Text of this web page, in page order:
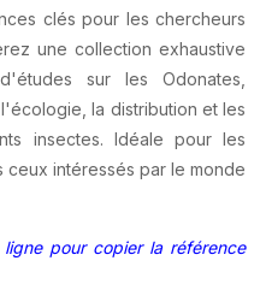
clés pour les chercheurs
une collection exhaustive
sur les Odonates,
la distribution et les
insectes. Idéale pour les
ceux intéressés par le monde
pour copier la référence